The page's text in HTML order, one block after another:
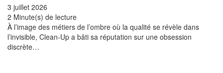
3 juillet 2026
2 Minute(s) de lecture
À l’image des métiers de l’ombre où la qualité se révèle dans
l’invisible, Clean-Up a bâti sa réputation sur une obsession
discrète…